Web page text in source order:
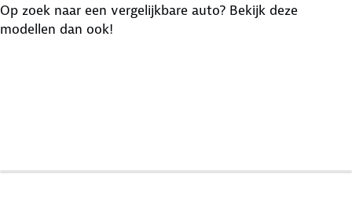
Op zoek naar een vergelijkbare auto? Bekijk deze
modellen dan ook!